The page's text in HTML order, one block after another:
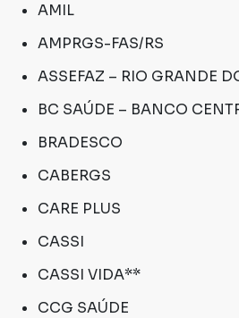
AMIL
AMPRGS-FAS/RS
ASSEFAZ – RIO GRANDE
BC SAÚDE – BANCO
BRADESCO
CABERGS
CARE PLUS
CASSI
CASSI VIDA**
CCG SAÚDE